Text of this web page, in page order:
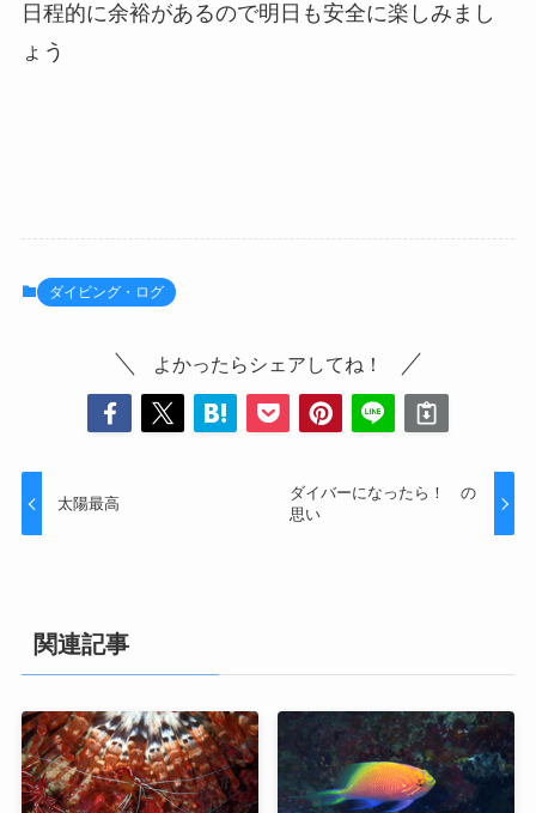
日程的に余裕があるので明日も安全に楽しみまし
ょう
ダイビング・ログ
よかったらシェアしてね！
太陽最高
ダイバーになったら！ の
思い
関連記事